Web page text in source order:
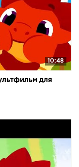
10:48
для